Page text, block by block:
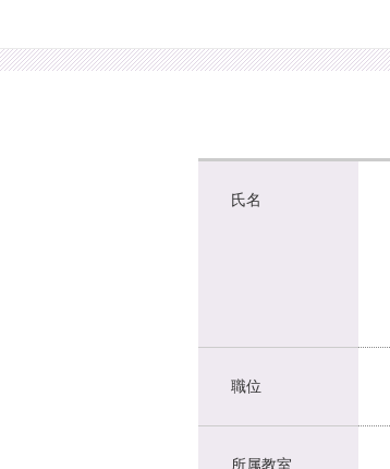
氏名
職位
所属教室